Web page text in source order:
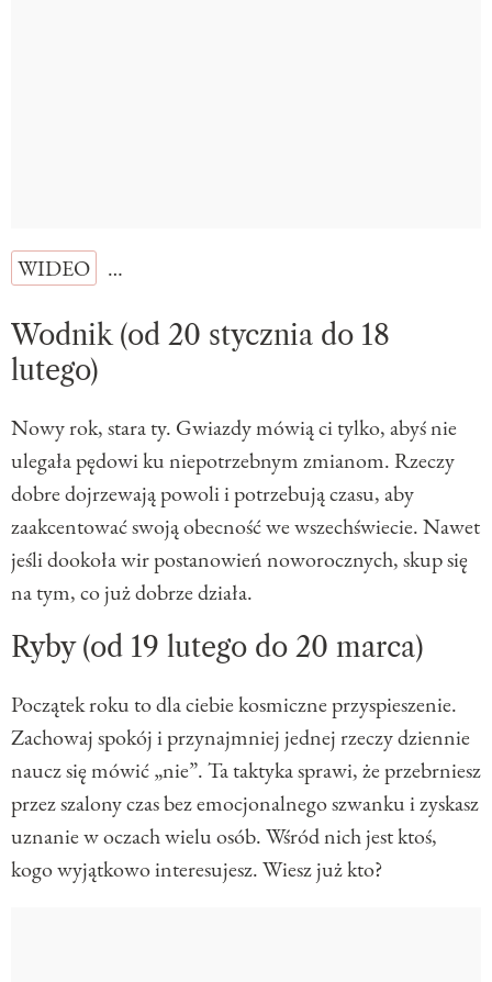
WIDEO …
Wodnik (od 20 stycznia do 18
lutego)
Nowy rok, stara ty. Gwiazdy mówią ci tylko, abyś nie
ulegała pędowi ku niepotrzebnym zmianom. Rzeczy
dobre dojrzewają powoli i potrzebują czasu, aby
zaakcentować swoją obecność we wszechświecie. Nawet
jeśli dookoła wir postanowień noworocznych, skup się
na tym, co już dobrze działa.
Ryby (od 19 lutego do 20 marca)
Początek roku to dla ciebie kosmiczne przyspieszenie.
Zachowaj spokój i przynajmniej jednej rzeczy dziennie
naucz się mówić „nie”. Ta taktyka sprawi, że przebrniesz
przez szalony czas bez emocjonalnego szwanku i zyskasz
uznanie w oczach wielu osób. Wśród nich jest ktoś,
kogo wyjątkowo interesujesz. Wiesz już kto?